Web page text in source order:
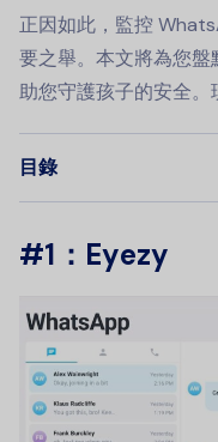
正因如此，監控
要之舉。本文將為您
助您守護孩子的安全。
目錄
#1：Eyezy